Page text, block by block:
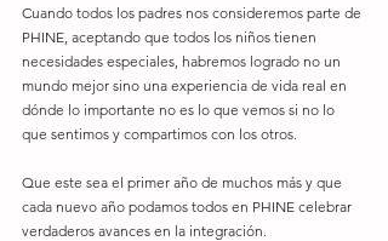
Cuando todos los padres nos consideremos parte de
PHINE, aceptando que todos los niños tienen
necesidades especiales, habremos logrado no un
mundo mejor sino una experiencia de vida real en
dónde lo importante no es lo que vemos si no lo
que sentimos y compartimos con los otros.
Que este sea el primer año de muchos más y que
cada nuevo año podamos todos en PHINE celebrar
verdaderos avances en la integración.